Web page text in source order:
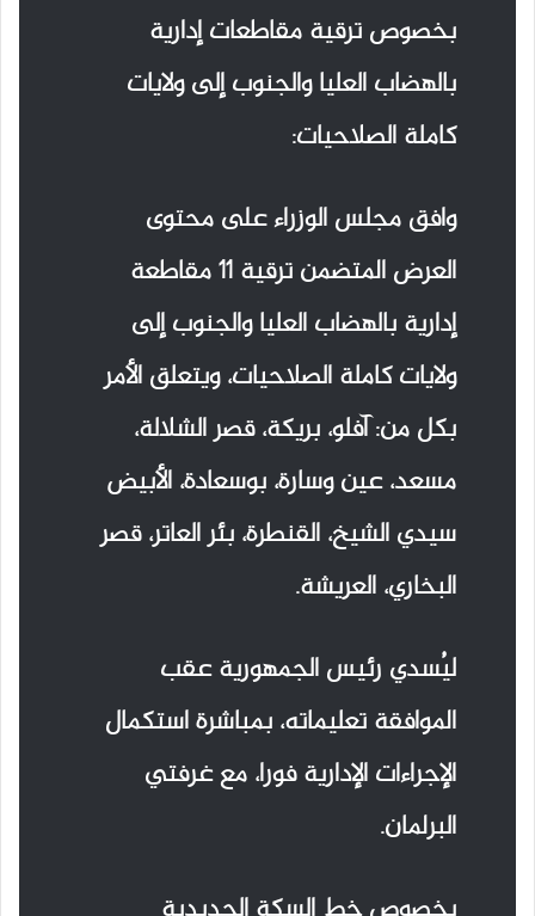
بخصوص ترقية مقاطعات إدارية
بالهضاب العليا والجنوب إلى ولايات
كاملة الصلاحيات:
وافق مجلس الوزراء على محتوى
العرض المتضمن ترقية 11 مقاطعة
إدارية بالهضاب العليا والجنوب إلى
ولايات كاملة الصلاحيات، ويتعلق الأمر
بكل من: آفلو، بريكة، قصر الشلالة،
مسعد، عين وسارة، بوسعادة، الأبيض
سيدي الشيخ، القنطرة، بئر العاتر، قصر
البخاري، العريشة.
ليُسدي رئيس الجمهورية عقب
الموافقة تعليماته، بمباشرة استكمال
الإجراءات الإدارية فورا، مع غرفتي
البرلمان.